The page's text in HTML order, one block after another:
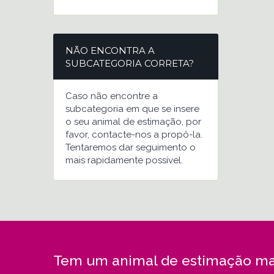
NÃO ENCONTRA A
SUBCATEGORIA CORRETA?
Caso não encontre a
subcategoria em que se insere
o seu animal de estimação, por
favor, contacte-nos a propô-la.
Tentaremos dar seguimento o
mais rapidamente possível.
Tem um animal de estimação